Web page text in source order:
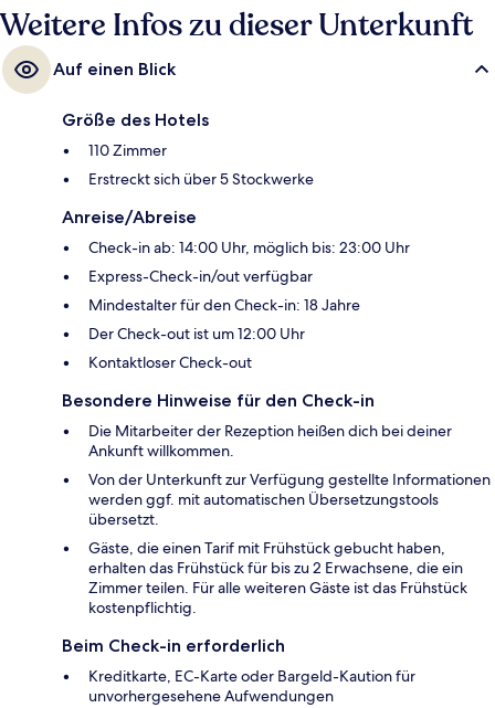
Minuten.
Weitere Infos zu dieser Unterkunft
Auf einen Blick
Größe des Hotels
110 Zimmer
Erstreckt sich über 5 Stockwerke
Anreise/Abreise
Check-in ab: 14:00 Uhr, möglich bis: 23:00 Uhr
Express-Check-in/out verfügbar
Mindestalter für den Check-in: 18 Jahre
Der Check-out ist um 12:00 Uhr
Kontaktloser Check-out
Besondere Hinweise für den Check-in
Die Mitarbeiter der Rezeption heißen dich bei deiner
Ankunft willkommen.
Von der Unterkunft zur Verfügung gestellte Informationen
werden ggf. mit automatischen Übersetzungstools
übersetzt.
Gäste, die einen Tarif mit Frühstück gebucht haben,
erhalten das Frühstück für bis zu 2 Erwachsene, die ein
Zimmer teilen. Für alle weiteren Gäste ist das Frühstück
kostenpflichtig.
Beim Check-in erforderlich
Kreditkarte, EC-Karte oder Bargeld-Kaution für
unvorhergesehene Aufwendungen